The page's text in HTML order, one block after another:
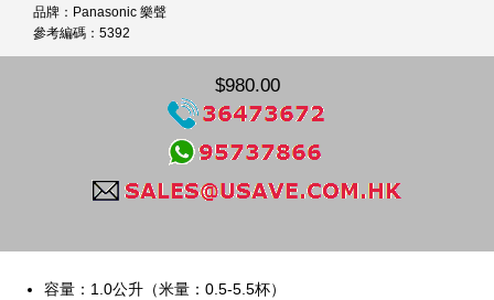
品牌：Panasonic 樂聲
參考編碼：5392
$980.00
容量：1.0公升（米量：0.5-5.5杯）